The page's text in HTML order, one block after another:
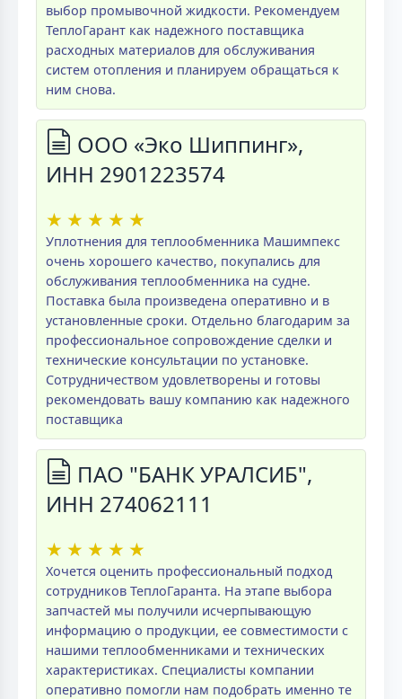
выбор промывочной жидкости. Рекомендуем
ТеплоГарант как надежного поставщика
расходных материалов для обслуживания
систем отопления и планируем обращаться к
ним снова.
ООО «Эко Шиппинг»,
ИНН 2901223574
★ ★ ★ ★ ★
Уплотнения для теплообменника Машимпекс
очень хорошего качество, покупались для
обслуживания теплообменника на судне.
Поставка была произведена оперативно и в
установленные сроки. Отдельно благодарим за
профессиональное сопровождение сделки и
технические консультации по установке.
Сотрудничеством удовлетворены и готовы
рекомендовать вашу компанию как надежного
поставщика
ПАО "БАНК УРАЛСИБ",
ИНН 274062111
★ ★ ★ ★ ★
Хочется оценить профессиональный подход
сотрудников ТеплоГаранта. На этапе выбора
запчастей мы получили исчерпывающую
информацию о продукции, ее совместимости с
нашими теплообменниками и технических
характеристиках. Специалисты компании
оперативно помогли нам подобрать именно те